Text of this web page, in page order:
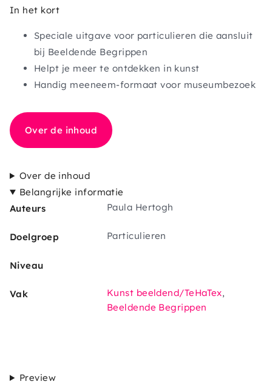
In het kort
Speciale uitgave voor particulieren die aansluit
bij Beeldende Begrippen
Helpt je meer te ontdekken in kunst
Handig meeneem-formaat voor museumbezoek
Over de inhoud
Over de inhoud
Belangrijke informatie
Auteurs
Paula Hertogh
Doelgroep Particulieren
Niveau
Vak Kunst beeldend/TeHaTex,
Beeldende Begrippen
Preview